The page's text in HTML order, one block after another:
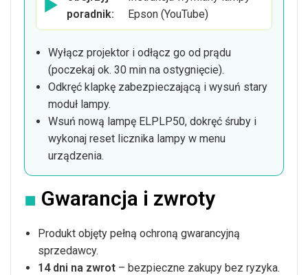
▶
poradnik:
Epson (YouTube)
Wyłącz projektor i odłącz go od prądu
(poczekaj ok. 30 min na ostygnięcie).
Odkręć klapkę zabezpieczającą i wysuń stary
moduł lampy.
Wsuń nową lampę ELPLP50, dokręć śruby i
wykonaj reset licznika lampy w menu
urządzenia.
■ Gwarancja i zwroty
Produkt objęty pełną ochroną gwarancyjną
sprzedawcy.
14 dni na zwrot – bezpieczne zakupy bez ryzyka.